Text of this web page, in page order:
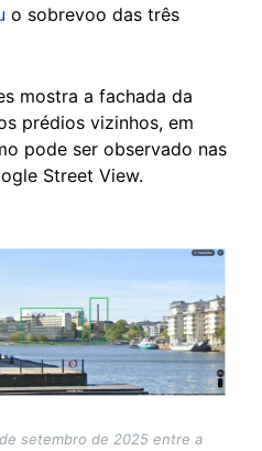
o sobrevoo das três
mostra a fachada da
prédios vizinhos, em
pode ser observado nas
Street View.
setembro de 2025 entre a